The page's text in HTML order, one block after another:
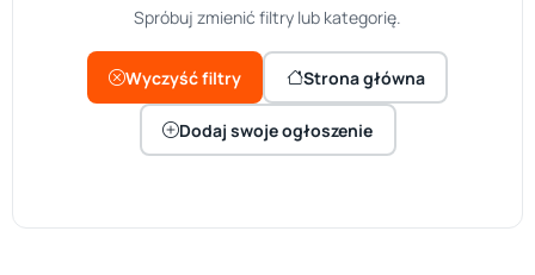
Spróbuj zmienić filtry lub kategorię.
Wyczyść filtry Strona główna
Dodaj swoje ogłoszenie